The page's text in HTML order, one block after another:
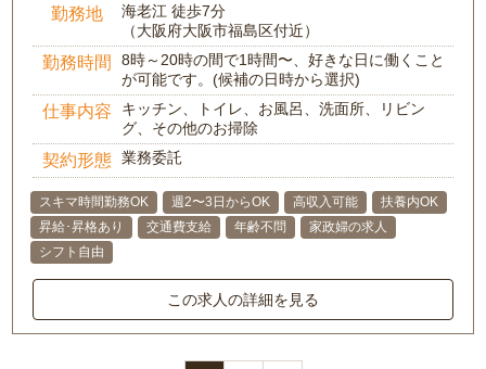
勤務地
海老江 徒歩7分
（大阪府大阪市福島区付近）
勤務時間
8時～20時の間で1時間〜、好きな日に働くこと
が可能です。(候補の日時から選択)
仕事内容
キッチン、トイレ、お風呂、洗面所、リビン
グ、その他のお掃除
契約形態 業務委託
スキマ時間勤務OK 週2〜3日からOK 高収入可能
扶養内OK
昇給･昇格あり
交通費支給 年齢不問
家政婦の求人
シフト自由
この求人の詳細を見る